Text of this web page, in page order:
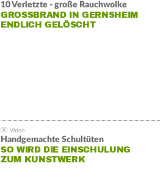
10 Verletzte - große Rauchwolke
GROSSBRAND IN GERNSHEIM E
NDLICH GELÖSCHT
Handgemachte Schultüten
SO WIRD DIE EINSCHULUNG
ZUM KUNSTWERK